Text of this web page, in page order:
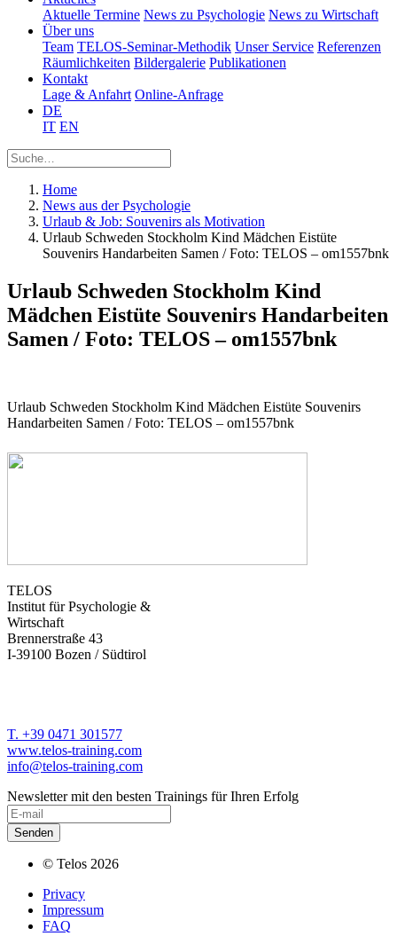
Aktuelle Termine News zu Psychologie News zu Wirtschaft
Über uns
Team TELOS-Seminar-Methodik Unser Service Referenzen
Räumlichkeiten Bildergalerie Publikationen
Kontakt
Lage & Anfahrt Online-Anfrage
DE
IT EN
Home
News aus der Psychologie
Urlaub & Job: Souvenirs als Motivation
Urlaub Schweden Stockholm Kind Mädchen Eistüte
Souvenirs Handarbeiten Samen / Foto: TELOS – om1557bnk
Urlaub Schweden Stockholm Kind
Mädchen Eistüte Souvenirs Handarbeiten
Samen / Foto: TELOS – om1557bnk
Urlaub Schweden Stockholm Kind Mädchen Eistüte Souvenirs
Handarbeiten Samen / Foto: TELOS – om1557bnk
TELOS
Institut für Psychologie &
Wirtschaft
Brennerstraße 43
I-39100 Bozen / Südtirol
T. +39 0471 301577
www.telos-training.com
info@telos-training.com
Newsletter mit den besten Trainings für Ihren Erfolg
© Telos 2026
Privacy
Impressum
FAQ